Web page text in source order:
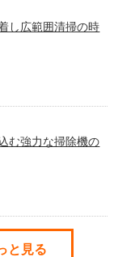
し広範囲清掃の時
む強力な掃除機の
と見る